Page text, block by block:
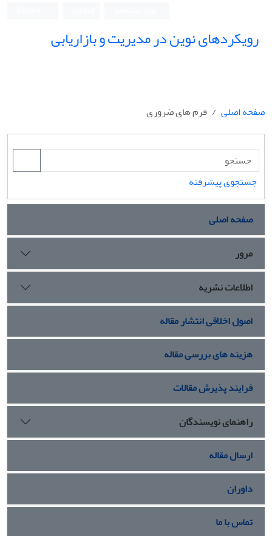
رویکردهای نوین در مدیریت و بازاریابی
صفحه اصلی فرم های ضروری
جستجوی پیشرفته
صفحه اصلی
مرور
اطلاعات نشریه
اصول اخلاقی انتشار مقاله
هزینه های بررسی مقاله
فرایند پذیرش مقالات
راهنمای نویسندگان
ارسال مقاله
داوران
تماس با ما